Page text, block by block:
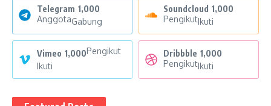
Telegram 1,000
AnggotaGabung
Soundcloud 1,000
PengikutIkuti
Vimeo 1,000Pengikut
Ikuti
Dribbble 1,000
PengikutIkuti